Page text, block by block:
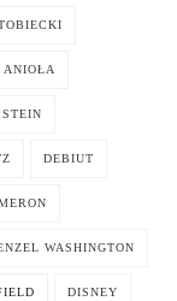
ANIOŁA
DEBIUT
WASHINGTON
DISNEY